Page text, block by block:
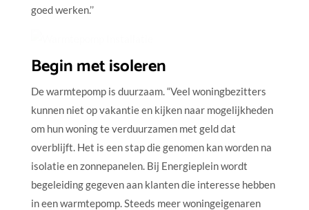
goed werken.’’
Begin met isoleren
De warmtepomp is duurzaam. “Veel woningbezitters
kunnen niet op vakantie en kijken naar mogelijkheden
om hun woning te verduurzamen met geld dat
overblijft. Het is een stap die genomen kan worden na
isolatie en zonnepanelen. Bij Energieplein wordt
begeleiding gegeven aan klanten die interesse hebben
in een warmtepomp. Steeds meer woningeigenaren